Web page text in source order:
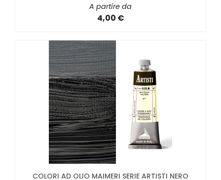
A partire da
4,00 €
COLORI AD OLIO MAIMERI SERIE ARTISTI NERO